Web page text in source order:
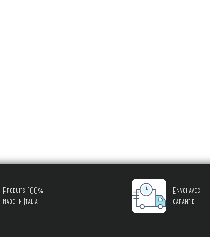
Produits 100%
made in Italia
Envoi avec
garantie